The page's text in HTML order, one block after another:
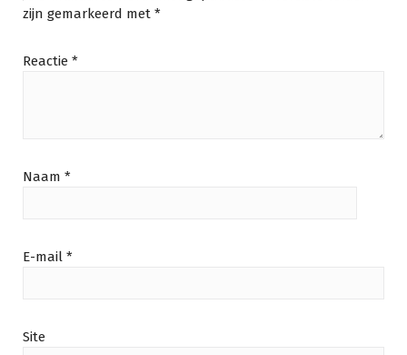
zijn gemarkeerd met *
Reactie *
Naam *
E-mail *
Site